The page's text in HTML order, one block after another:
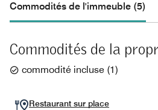
Commodités de l'immeuble (5)
Commodités de la
commodité incluse (1)
Restaurant sur place